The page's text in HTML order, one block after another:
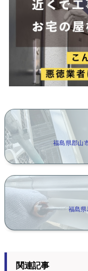
福島県郡山
福島
関連記事